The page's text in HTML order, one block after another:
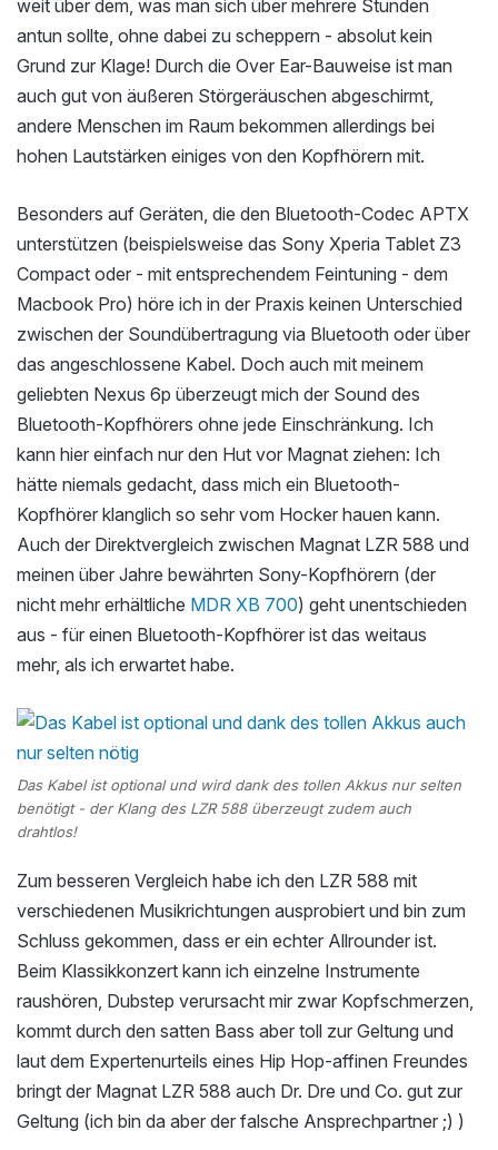
weit über dem, was man sich über mehrere Stunden
antun sollte, ohne dabei zu scheppern - absolut kein
Grund zur Klage! Durch die Over Ear-Bauweise ist man
auch gut von äußeren Störgeräuschen abgeschirmt,
andere Menschen im Raum bekommen allerdings bei
hohen Lautstärken einiges von den Kopfhörern mit.
Besonders auf Geräten, die den Bluetooth-Codec APTX
unterstützen (beispielsweise das Sony Xperia Tablet Z3
Compact oder - mit entsprechendem Feintuning - dem
Macbook Pro) höre ich in der Praxis keinen Unterschied
zwischen der Soundübertragung via Bluetooth oder über
das angeschlossene Kabel. Doch auch mit meinem
geliebten Nexus 6p überzeugt mich der Sound des
Bluetooth-Kopfhörers ohne jede Einschränkung. Ich
kann hier einfach nur den Hut vor Magnat ziehen: Ich
hätte niemals gedacht, dass mich ein Bluetooth-
Kopfhörer klanglich so sehr vom Hocker hauen kann.
Auch der Direktvergleich zwischen Magnat LZR 588 und
meinen über Jahre bewährten Sony-Kopfhörern (der
nicht mehr erhältliche MDR XB 700) geht unentschieden
aus - für einen Bluetooth-Kopfhörer ist das weitaus
mehr, als ich erwartet habe.
Das Kabel ist optional und wird dank des tollen Akkus nur selten
benötigt - der Klang des LZR 588 überzeugt zudem auch
drahtlos!
Zum besseren Vergleich habe ich den LZR 588 mit
verschiedenen Musikrichtungen ausprobiert und bin zum
Schluss gekommen, dass er ein echter Allrounder ist.
Beim Klassikkonzert kann ich einzelne Instrumente
raushören, Dubstep verursacht mir zwar Kopfschmerzen,
kommt durch den satten Bass aber toll zur Geltung und
laut dem Expertenurteils eines Hip Hop-affinen Freundes
bringt der Magnat LZR 588 auch Dr. Dre und Co. gut zur
Geltung (ich bin da aber der falsche Ansprechpartner ;) )